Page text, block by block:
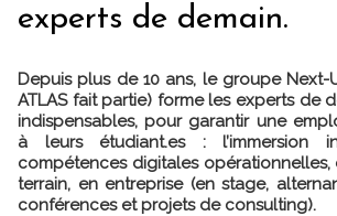
experts de demain.
Depuis plus de 10 ans, le groupe
ATLAS fait partie) forme les experts de
indispensables, pour garantir une
à leurs étudiant.es : l’immersion
compétences digitales opérationnelles,
terrain, en entreprise (en stage,
conférences et projets de consulting).